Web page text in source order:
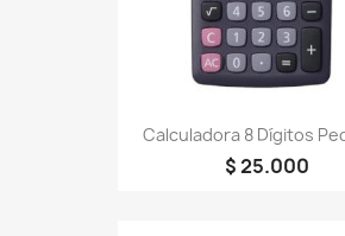
Calculadora 8 Dígitos
$ 25.000